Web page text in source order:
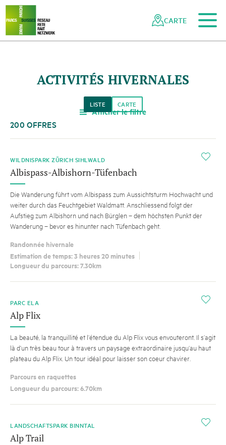
Naviguer
dans
réseau
Navigation
rapide
Vers le contenu principal
Vers la navigation mobile
Vers la recherche
Vers la zone des pieds
Vers le plan du site
CARTE
ACTIVITÉS HIVERNALES
a Afficher le filtre
LISTE CARTE
200 OFFRES
i
WILDNISPARK ZÜRICH SIHLWALD
Albispass-Albishorn-Tüfenbach
Die Wanderung führt vom Albispass zum Aussichtsturm Hochwacht und
weiter durch das Feuchtgebiet Waldmatt. Anschliessend folgt der
Aufstieg zum Albishorn und nach Bürglen – dem höchsten Punkt der
Wanderung – bevor es hinunter nach Tüfenbach geht.
Randonnée hivernale
Estimation de temps: 3 heures 20 minutes
Longueur du parcours: 7.30km
i
PARC ELA
Alp Flix
La beauté, la tranquillité et l’étendue du Alp Flix vous envouteront. Il s’agit
là d’un très beau tour à travers un paysage extraordinaire jusqu’au haut
plateau du Alp Flix. Un tour idéal pour laisser son coeur chavirer.
Parcours en raquettes
Longueur du parcours: 6.70km
i
LANDSCHAFTSPARK BINNTAL
Alp Trail